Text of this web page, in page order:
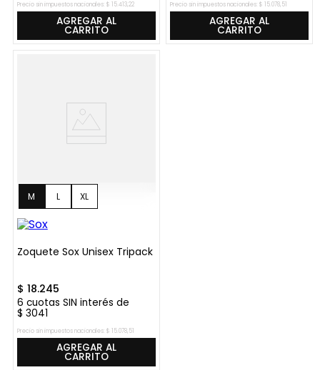
Precio sin impuestos nacionales: $ 15.413,22
AGREGAR AL
CARRITO
Precio sin impuestos nacionales: $ 15.078,51
AGREGAR AL
CARRITO
M L XL
Zoquete Sox Unisex Tripack
$ 18.245
6 cuotas SIN interés de
$ 3041
Precio sin impuestos nacionales: $ 15.078,51
AGREGAR AL
CARRITO